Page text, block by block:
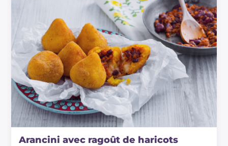
Arancini avec ragoût de haricots